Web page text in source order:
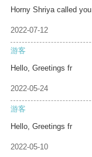
Horny Shriya called you
2022-07-12
游客
Hello, Greetings fr
2022-05-24
游客
Hello, Greetings fr
2022-05-10